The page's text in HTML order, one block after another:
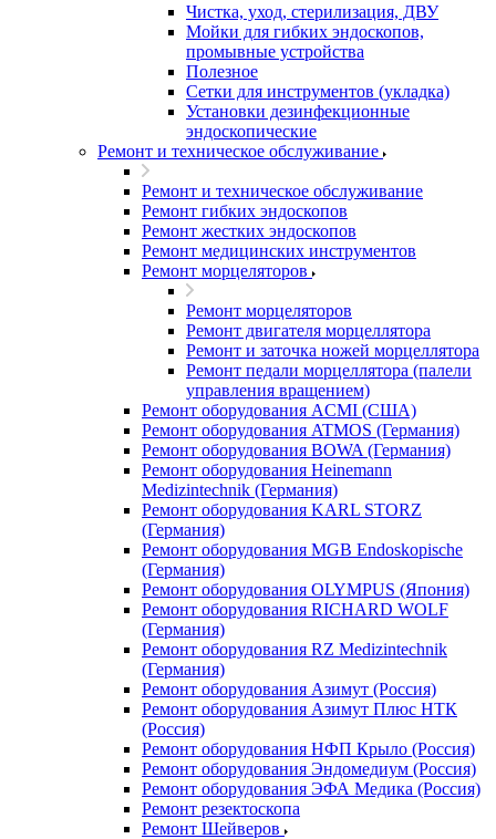
Чистка, уход, стерилизация, ДВУ
Мойки для гибких эндоскопов,
промывные устройства
Полезное
Сетки для инструментов (укладка)
Установки дезинфекционные
эндоскопические
Ремонт и техническое обслуживание
Ремонт и техническое обслуживание
Ремонт гибких эндоскопов
Ремонт жестких эндоскопов
Ремонт медицинских инструментов
Ремонт морцеляторов
Ремонт морцеляторов
Ремонт двигателя морцеллятора
Ремонт и заточка ножей морцеллятора
Ремонт педали морцеллятора (палели
управления вращением)
Ремонт оборудования ACMI (США)
Ремонт оборудования ATMOS (Германия)
Ремонт оборудования BOWA (Германия)
Ремонт оборудования Heinemann
Medizintechnik (Германия)
Ремонт оборудования KARL STORZ
(Германия)
Ремонт оборудования MGB Endoskopische
(Германия)
Ремонт оборудования OLYMPUS (Япония)
Ремонт оборудования RICHARD WOLF
(Германия)
Ремонт оборудования RZ Medizintechnik
(Германия)
Ремонт оборудования Азимут (Россия)
Ремонт оборудования Азимут Плюс НТК
(Россия)
Ремонт оборудования НФП Крыло (Россия)
Ремонт оборудования Эндомедиум (Россия)
Ремонт оборудования ЭФА Медика (Россия)
Ремонт резектоскопа
Ремонт Шейверов